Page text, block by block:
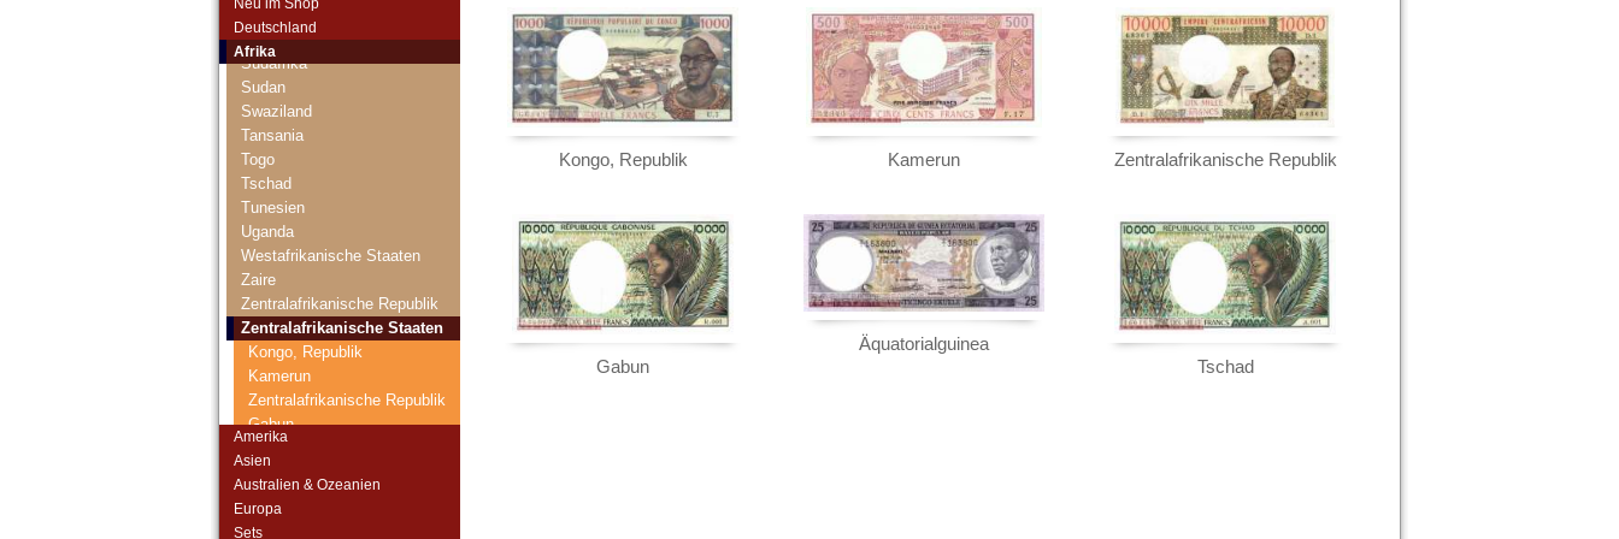
Deutschland
Afrika
St. Helena
Süd Sudan
Südafrika
Sudan
Swaziland
Tansania
Togo
Tschad
Tunesien
Uganda
Westafrikanische Staaten
Zaire
Zentralafrikanische Republik
Zentralafrikanische Staaten
Kongo, Republik
Kamerun
Zentralafrikanische Republik
Gabun
Amerika
Asien
Australien & Ozeanien
Europa
Sets
Kongo, Republik Kamerun Zentralafrikanische Republik
Gabun
Äquatorialguinea
Tschad